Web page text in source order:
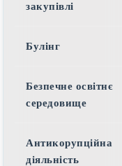
закупівлі
Булінг
Безпечне освітнє
середовище
Антикорупційна
діяльність